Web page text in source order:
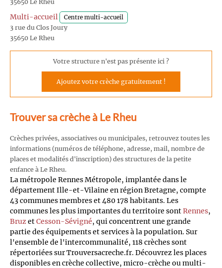
35650 Le Rheu
Multi-accueil Centre multi-accueil
3 rue du Clos Joury
35650 Le Rheu
Votre structure n'est pas présente ici ?
Ajoutez votre crèche gratuitement !
Trouver sa crèche à Le Rheu
Crèches privées, associatives ou municipales, retrouvez toutes les
informations (numéros de téléphone, adresse, mail, nombre de
places et modalités d'inscription) des structures de la petite
enfance à Le Rheu.
La métropole Rennes Métropole, implantée dans le
département Ille-et-Vilaine en région Bretagne, compte
43 communes membres et 480 178 habitants. Les
communes les plus importantes du territoire sontRennes,
BruzetCesson-Sévigné, qui concentrent une grande
partie des équipements et services à la population. Sur
l'ensemble de l'intercommunalité, 118 crèches sont
répertoriées sur Trouversacreche.fr. Découvrez les places
disponibles en crèche collective, micro-crèche ou multi-